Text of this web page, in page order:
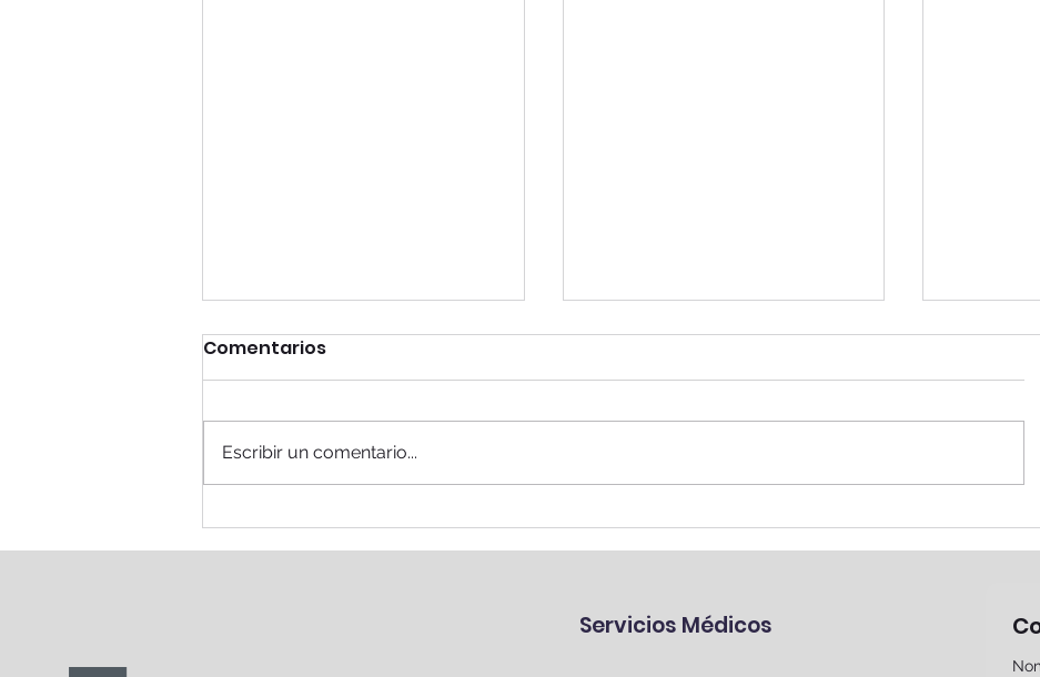
Rodilla de Saltador: Una
afección común en
Síndrome de Túnel
Carpiano, una afección
Comentarios
Escribir un comentario...
Servicios Médicos